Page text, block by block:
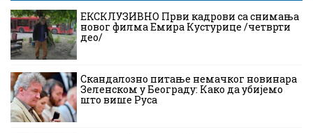
ЕКСКЛУЗИВНО Први кадрови са снимања
новог филма Емира Кустурице /четврти
део/
Скандалозно питање немачког новинара
Зеленском у Београду: Како да убијемо
што више Руса